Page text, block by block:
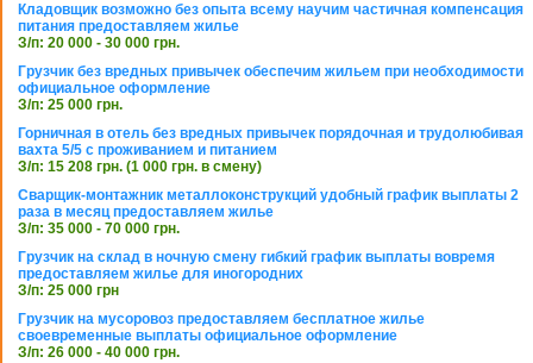
Кладовщик возможно без опыта всему научим частичная компенсация
питания предоставляем жилье
З/п: 20 000 - 30 000 грн.
Грузчик без вредных привычек обеспечим жильем при необходимости
официальное оформление
З/п: 25 000 грн.
Горничная в отель без вредных привычек порядочная и трудолюбивая
вахта 5/5 с проживанием и питанием
З/п: 15 208 грн. (1 000 грн. в смену)
Сварщик-монтажник металлоконструкций удобный график выплаты 2
раза в месяц предоставляем жилье
З/п: 35 000 - 70 000 грн.
Грузчик на склад в ночную смену гибкий график выплаты вовремя
предоставляем жилье для иногородних
З/п: 25 000 грн
Грузчик на мусоровоз предоставляем бесплатное жилье
своевременные выплаты официальное оформление
З/п: 26 000 - 40 000 грн.